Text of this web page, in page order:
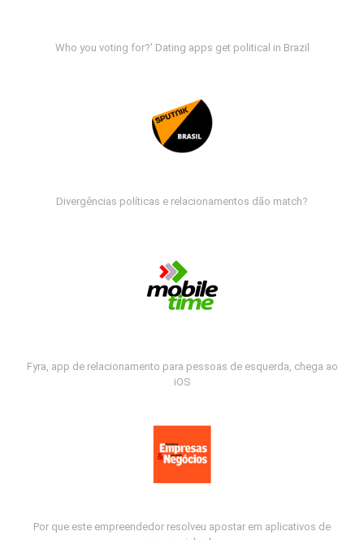
Who you voting for?' Dating apps get political in Brazil
Divergências políticas e relacionamentos dão match?
Fyra, app de relacionamento para pessoas de esquerda, chega ao
iOS
Por que este empreendedor resolveu apostar em aplicativos de